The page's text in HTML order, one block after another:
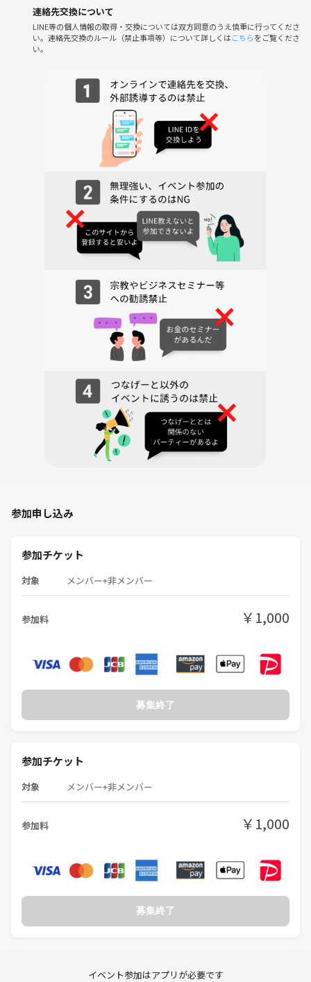
雨の場合、その後懇親会になるかもしれないので
それだけご了承ください🙇‍♀️
その場合、参加費は返金させていただきます。
下記の行為はご遠慮ください。
・勧誘・営業・告知・引き抜き・しつこいナンパ・暴言など
・過度なナンパ行為や迷惑行為
・開催内容や風景写真、動画のSNS等への無許可投稿
サークルやイベントの輪を乱す行動をする方、運営側の指示に従ってい
ただけない方や運営側が参加者様としてふさわしくないと判断した方
は、参加をお断りする場合がございます。
春の心地よい風と苺の甘い香りに包まれて、みんなで最高のピクニック
タイムを過ごしましょう！自然好き・アウトドア好きな仲間と楽しい思
い出をつくりませんか？🍓
お気軽にご参加お待ちしてます♪
連絡先交換について
LINE等の個人情報の取得・交換については双方同意のうえ慎重に行ってくださ
い。連絡先交換のルール（禁止事項等）について詳しくはこちらをご覧くださ
い。
参加申し込み
参加チケット
対象 メンバー+非メンバー
参加料 ￥1,000
募集終了
参加チケット
対象 メンバー+非メンバー
参加料 ￥1,000
募集終了
イベント参加はアプリが必要です